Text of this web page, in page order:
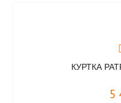
КУРТКА
5